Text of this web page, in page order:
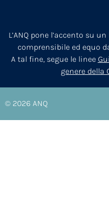
L’ANQ pone l’accento su
comprensibile ed equo
A tal fine, segue le linee
genere della
© 2026 ANQ